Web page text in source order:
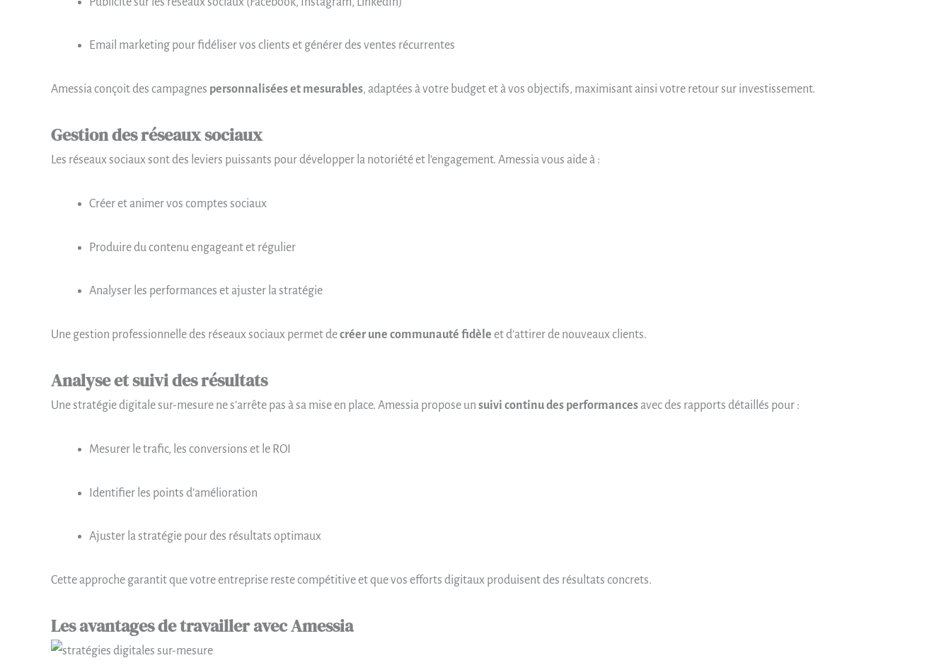
Email marketing pour fidéliser vos clients et générer des ventes récurrentes
Amessia conçoit des campagnes personnalisées et mesurables, adaptées à votre budget et à vos objectifs, maximisant ainsi votre retour sur investissement.
Gestion des réseaux sociaux
Les réseaux sociaux sont des leviers puissants pour développer la notoriété et l’engagement. Amessia vous aide à :
Créer et animer vos comptes sociaux
Produire du contenu engageant et régulier
Analyser les performances et ajuster la stratégie
Une gestion professionnelle des réseaux sociaux permet decréer une communauté fidèle et d’attirer de nouveaux clients.
Analyse et suivi des résultats
Une stratégie digitale sur-mesure ne s’arrête pas à sa mise en place. Amessia propose un suivi continu des performancesavec des rapports détaillés pour :
Mesurer le trafic, les conversions et le ROI
Identifier les points d’amélioration
Ajuster la stratégie pour des résultats optimaux
Cette approche garantit que votre entreprise reste compétitive et que vos efforts digitaux produisent des résultats concrets.
Les avantages de travailler avec Amessia